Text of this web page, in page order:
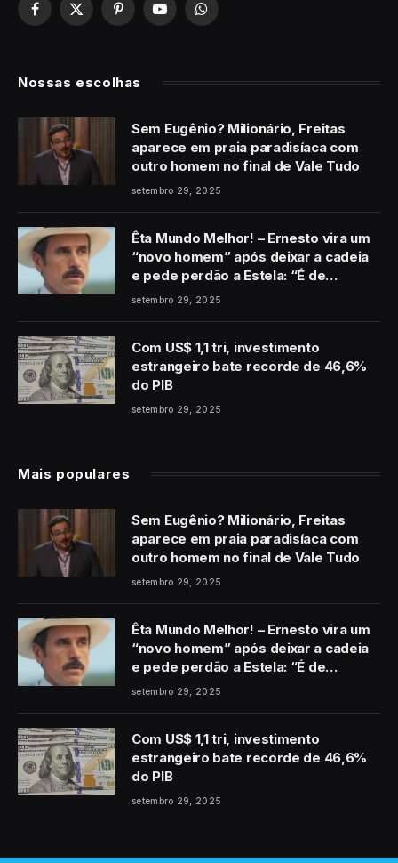
Facebook
X
PinterestYouTubeWhatsApp
Nossas escolhas
Sem Eugênio? Milionário, Freitas
aparece em praia paradisíaca com
outro homem no final de Vale Tudo
setembro 29, 2025
Êta Mundo Melhor! – Ernesto vira um
“novo homem” após deixar a cadeia
e pede perdão a Estela: “É de
coração”
setembro 29, 2025
Com US$ 1,1 tri, investimento
estrangeiro bate recorde de 46,6%
do PIB
setembro 29, 2025
Mais populares
Sem Eugênio? Milionário, Freitas
aparece em praia paradisíaca com
outro homem no final de Vale Tudo
setembro 29, 2025
Êta Mundo Melhor! – Ernesto vira um
“novo homem” após deixar a cadeia
e pede perdão a Estela: “É de
coração”
setembro 29, 2025
Com US$ 1,1 tri, investimento
estrangeiro bate recorde de 46,6%
do PIB
setembro 29, 2025